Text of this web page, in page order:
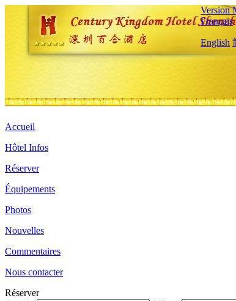
Version
Français
English
Accueil
Hôtel Infos
Réserver
Équipements
Photos
Nouvelles
Commentaires
Nous contacter
Réserver